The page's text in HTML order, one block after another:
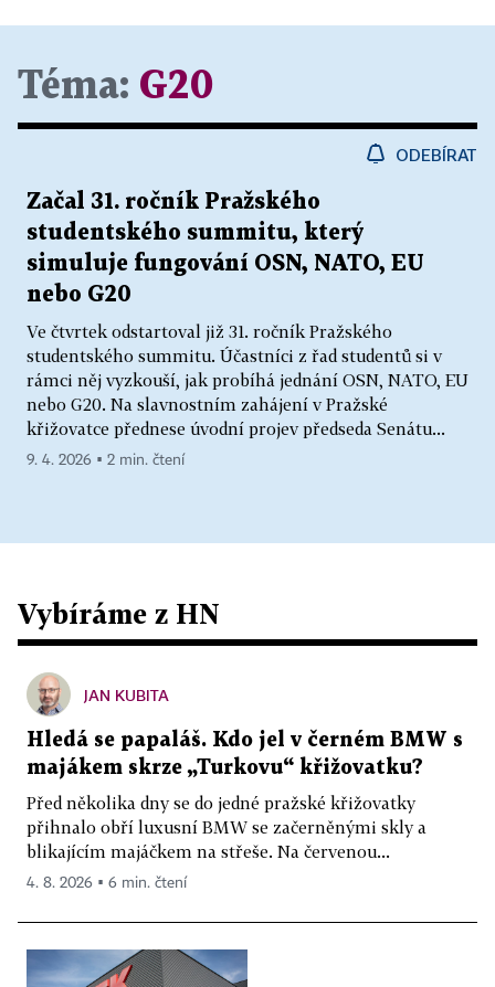
Téma: G20
ODEBÍRAT
Začal 31. ročník Pražského
studentského summitu, který
simuluje fungování OSN, NATO, EU
nebo G20
Ve čtvrtek odstartoval již 31. ročník Pražského
studentského summitu. Účastníci z řad studentů si v
rámci něj vyzkouší, jak probíhá jednání OSN, NATO, EU
nebo G20. Na slavnostním zahájení v Pražské
křižovatce přednese úvodní projev předseda Senátu...
9. 4. 2026 ▪ 2 min. čtení
Vybíráme z HN
JAN KUBITA
Hledá se papaláš. Kdo jel v černém BMW s
majákem skrze „Turkovu“ křižovatku?
Před několika dny se do jedné pražské křižovatky
přihnalo obří luxusní BMW se začerněnými skly a
blikajícím majáčkem na střeše. Na červenou...
4. 8. 2026 ▪ 6 min. čtení